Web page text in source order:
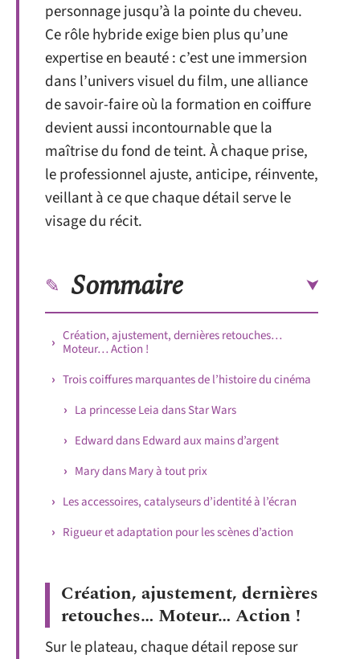
personnage jusqu’à la pointe du cheveu.
Ce rôle hybride exige bien plus qu’une
expertise en beauté : c’est une immersion
dans l’univers visuel du film, une alliance
de savoir-faire où la formation en coiffure
devient aussi incontournable que la
maîtrise du fond de teint. À chaque prise,
le professionnel ajuste, anticipe, réinvente,
veillant à ce que chaque détail serve le
visage du récit.
Sommaire
Création, ajustement, dernières retouches…
Moteur… Action !
Trois coiffures marquantes de l’histoire du cinéma
La princesse Leia dans Star Wars
Edward dans Edward aux mains d’argent
Mary dans Mary à tout prix
Les accessoires, catalyseurs d’identité à l’écran
Rigueur et adaptation pour les scènes d’action
Création, ajustement, dernières
retouches… Moteur… Action !
Sur le plateau, chaque détail repose sur